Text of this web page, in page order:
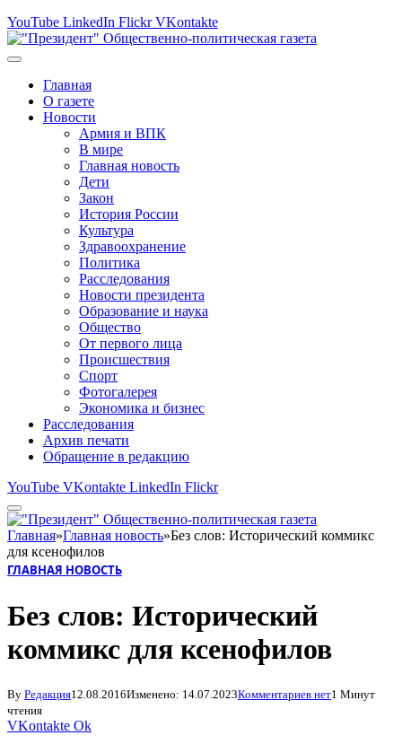
YouTube LinkedIn Flickr VKontakte
Главная
О газете
Новости
Армия и ВПК
В мире
Главная новость
Дети
Закон
История России
Культура
Здравоохранение
Политика
Расследования
Новости президента
Образование и наука
Общество
От первого лица
Происшествия
Спорт
Фотогалерея
Экономика и бизнес
Расследования
Архив печати
Обращение в редакцию
YouTube VKontakte LinkedIn Flickr
Главная»Главная новость»Без слов: Исторический коммикс
для ксенофилов
ГЛАВНАЯ НОВОСТЬ
Без слов: Исторический
коммикс для ксенофилов
By Редакция12.08.2016Изменено: 14.07.2023Комментариев нет1 Минут
чтения
VKontakte Ok